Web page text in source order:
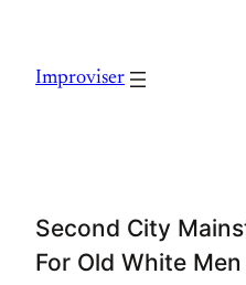
content
Improviser
Second City
For Old White Men